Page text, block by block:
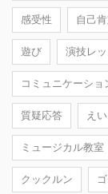
感受性 自己
遊び 演技レ
コミュニケーショ
質疑応答 え
ミュージカル教室
クックルン